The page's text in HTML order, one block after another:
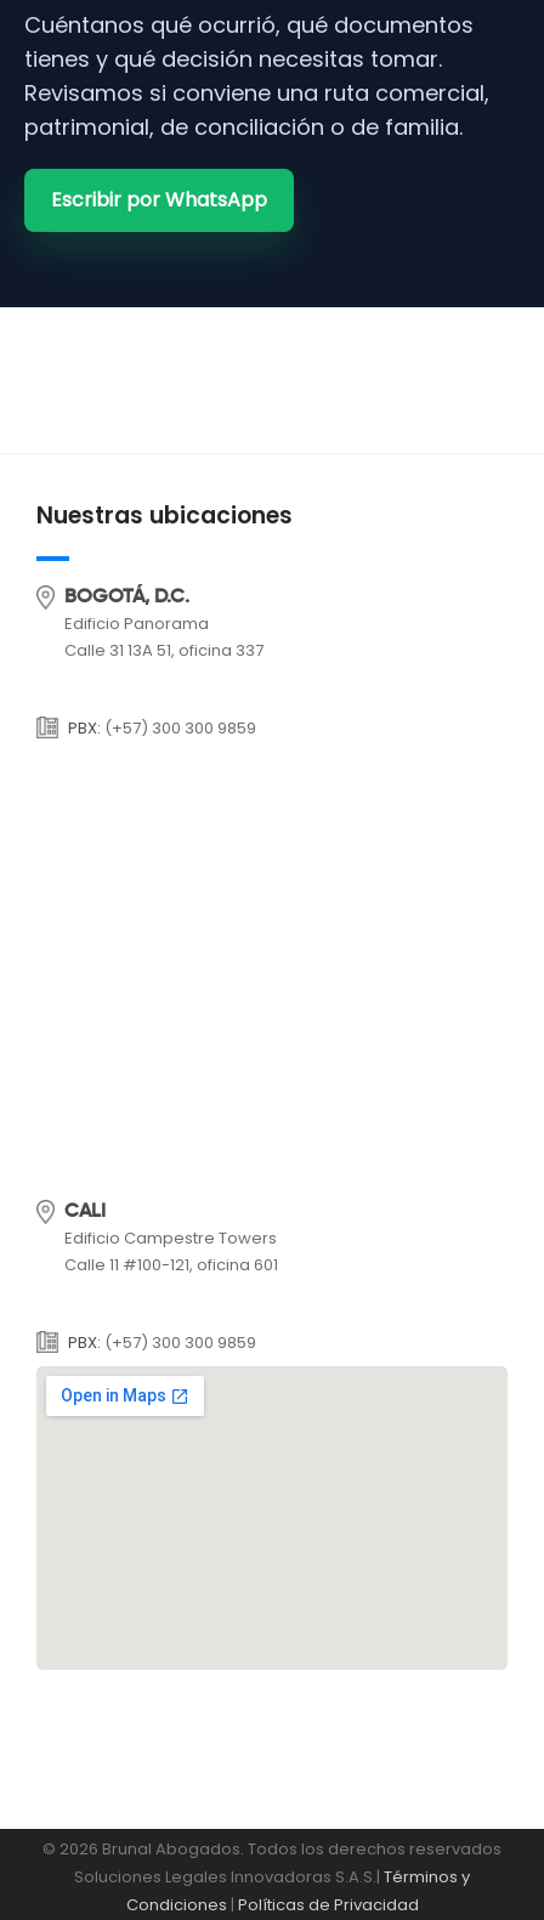
Cuéntanos qué ocurrió, qué documentos
tienes y qué decisión necesitas tomar.
Revisamos si conviene una ruta comercial,
patrimonial, de conciliación o de familia.
Escribir por WhatsApp
Nuestras ubicaciones
BOGOTÁ, D.C.
Edificio Panorama
Calle 31 13A 51, oficina 337
PBX: (+57) 300 300 9859
CALI
Edificio Campestre Towers
Calle 11 #100-121, oficina 601
PBX: (+57) 300 300 9859
© 2026 Brunal Abogados. Todos los derechos reservados
Soluciones Legales Innovadoras S.A.S.| Términos y
Condiciones | Políticas de Privacidad